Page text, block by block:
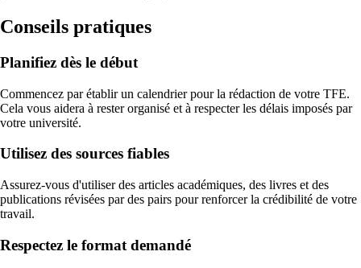
Conseils pratiques
Planifiez dès le début
Commencez par établir un calendrier pour la rédaction de votre TFE.
Cela vous aidera à rester organisé et à respecter les délais imposés par
votre université.
Utilisez des sources fiables
Assurez-vous d'utiliser des articles académiques, des livres et des
publications révisées par des pairs pour renforcer la crédibilité de votre
travail.
Respectez le format demandé